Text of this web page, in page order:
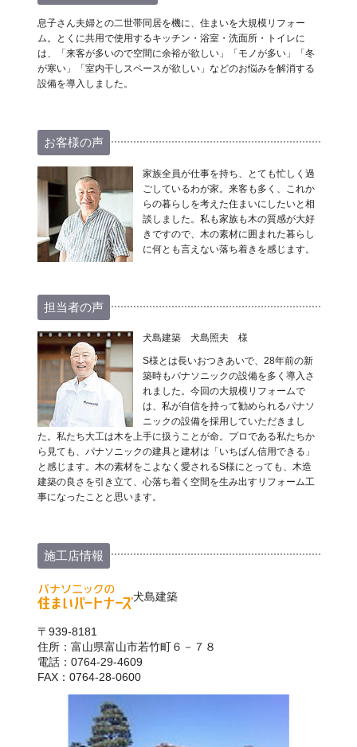
息子さん夫婦との二世帯同居を機に、住まいを大規模リフォー
ム。とくに共用で使用するキッチン・浴室・洗面所・トイレに
は、「来客が多いので空間に余裕が欲しい」「モノが多い」「冬
が寒い」「室内干しスペースが欲しい」などのお悩みを解消する
設備を導入しました。
お客様の声
家族全員が仕事を持ち、とても忙しく過
ごしているわが家。来客も多く、これか
らの暮らしを考えた住まいにしたいと相
談しました。私も家族も木の質感が大好
きですので、木の素材に囲まれた暮らし
に何とも言えない落ち着きを感じます。
担当者の声
犬島建築 犬島照夫 様
S様とは長いおつきあいで、28年前の新
築時もパナソニックの設備を多く導入さ
れました。今回の大規模リフォームで
は、私が自信を持って勧められるパナソ
ニックの設備を採用していただきまし
た。私たち大工は木を上手に扱うことが命。プロである私たちか
ら見ても、パナソニックの建具と建材は「いちばん信用できる」
と感じます。木の素材をこよなく愛されるS様にとっても、木造
建築の良さを引き立て、心落ち着く空間を生み出すリフォーム工
事になったことと思います。
施工店情報
犬島建築
〒939-8181
住所：富山県富山市若竹町６－７８
電話：0764-29-4609
FAX：0764-28-0600